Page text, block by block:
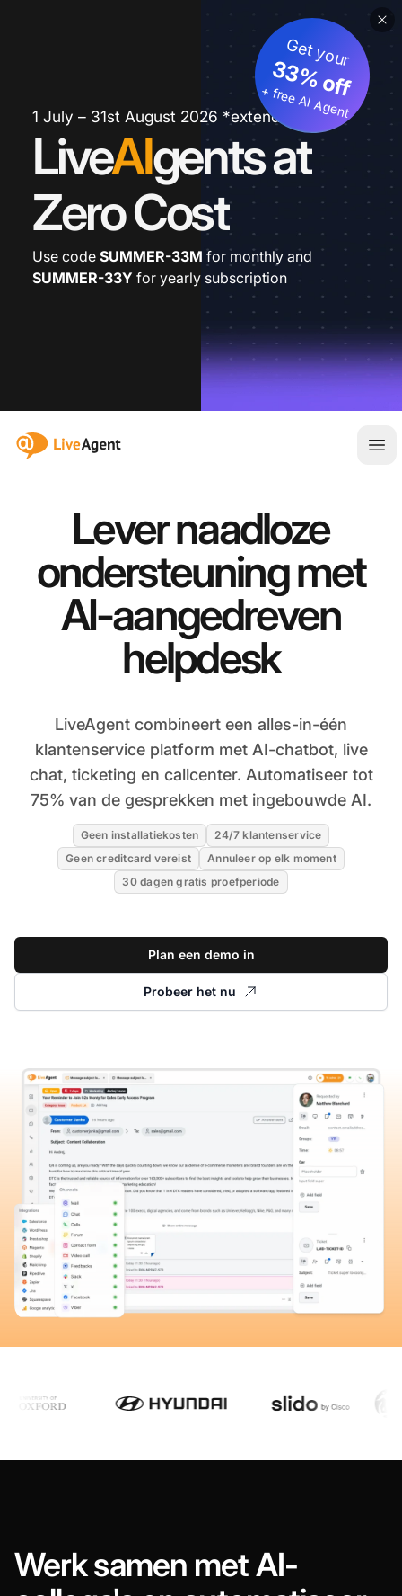
1 July – 31st August 2026 *extended
LiveAIgents at
Zero Cost
Get your
33% off
+ free AI Agent
Use code SUMMER-33M for monthly and
SUMMER-33Y for yearly subscription
:site.title
Lever naadloze
ondersteuning met
AI-aangedreven
helpdesk
LiveAgent combineert een alles-in-één
klantenservice platform met AI-chatbot, live
chat, ticketing en callcenter. Automatiseer tot
75% van de gesprekken met ingebouwde AI.
Geen installatiekosten
24/7 klantenservice
Geen creditcard vereist
Annuleer op elk moment
30 dagen gratis proefperiode
Plan een demo in
Probeer het nu
Werk samen met AI-